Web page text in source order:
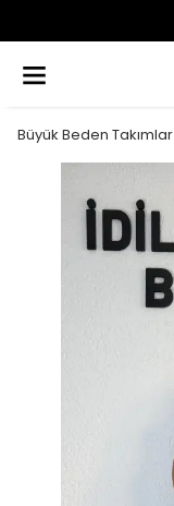
Büyük Beden Takımlar